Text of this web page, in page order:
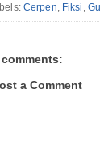
Cerpen, Fiksi ,
comments:
a Comment